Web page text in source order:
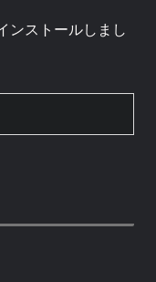
ンストールしまし